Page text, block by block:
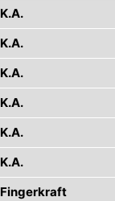
K.A.
K.A.
K.A.
K.A.
K.A.
K.A.
Fingerkraft